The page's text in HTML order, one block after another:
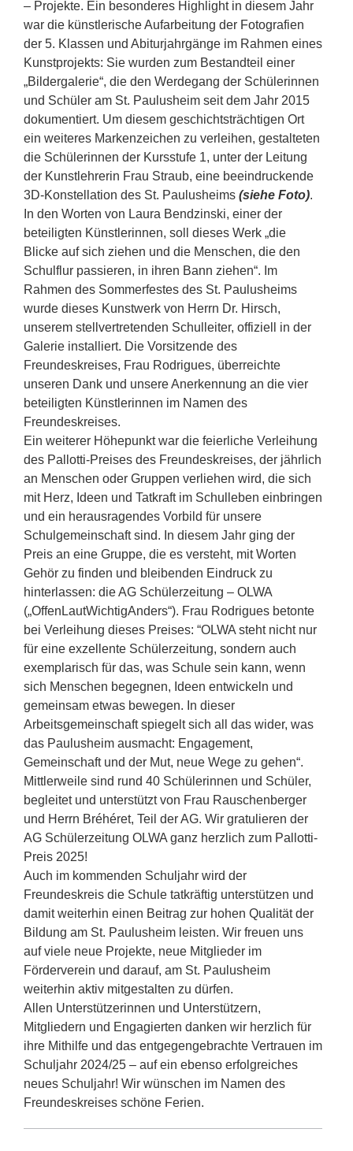
– Projekte. Ein besonderes Highlight in diesem Jahr
war die künstlerische Aufarbeitung der Fotografien
der 5. Klassen und Abiturjahrgänge im Rahmen eines
Kunstprojekts: Sie wurden zum Bestandteil einer
„Bildergalerie“, die den Werdegang der Schülerinnen
und Schüler am St. Paulusheim seit dem Jahr 2015
dokumentiert. Um diesem geschichtsträchtigen Ort
ein weiteres Markenzeichen zu verleihen, gestalteten
die Schülerinnen der Kursstufe 1, unter der Leitung
der Kunstlehrerin Frau Straub, eine beeindruckende
3D-Konstellation des St. Paulusheims (siehe Foto).
In den Worten von Laura Bendzinski, einer der
beteiligten Künstlerinnen, soll dieses Werk „die
Blicke auf sich ziehen und die Menschen, die den
Schulflur passieren, in ihren Bann ziehen“. Im
Rahmen des Sommerfestes des St. Paulusheims
wurde dieses Kunstwerk von Herrn Dr. Hirsch,
unserem stellvertretenden Schulleiter, offiziell in der
Galerie installiert. Die Vorsitzende des
Freundeskreises, Frau Rodrigues, überreichte
unseren Dank und unsere Anerkennung an die vier
beteiligten Künstlerinnen im Namen des
Freundeskreises.
Ein weiterer Höhepunkt war die feierliche Verleihung
des Pallotti-Preises des Freundeskreises, der jährlich
an Menschen oder Gruppen verliehen wird, die sich
mit Herz, Ideen und Tatkraft im Schulleben einbringen
und ein herausragendes Vorbild für unsere
Schulgemeinschaft sind. In diesem Jahr ging der
Preis an eine Gruppe, die es versteht, mit Worten
Gehör zu finden und bleibenden Eindruck zu
hinterlassen: die AG Schülerzeitung – OLWA
(„OffenLautWichtigAnders“). Frau Rodrigues betonte
bei Verleihung dieses Preises: “OLWA steht nicht nur
für eine exzellente Schülerzeitung, sondern auch
exemplarisch für das, was Schule sein kann, wenn
sich Menschen begegnen, Ideen entwickeln und
gemeinsam etwas bewegen. In dieser
Arbeitsgemeinschaft spiegelt sich all das wider, was
das Paulusheim ausmacht: Engagement,
Gemeinschaft und der Mut, neue Wege zu gehen“.
Mittlerweile sind rund 40 Schülerinnen und Schüler,
begleitet und unterstützt von Frau Rauschenberger
und Herrn Bréhéret, Teil der AG. Wir gratulieren der
AG Schülerzeitung OLWA ganz herzlich zum Pallotti-
Preis 2025!
Auch im kommenden Schuljahr wird der
Freundeskreis die Schule tatkräftig unterstützen und
damit weiterhin einen Beitrag zur hohen Qualität der
Bildung am St. Paulusheim leisten. Wir freuen uns
auf viele neue Projekte, neue Mitglieder im
Förderverein und darauf, am St. Paulusheim
weiterhin aktiv mitgestalten zu dürfen.
Allen Unterstützerinnen und Unterstützern,
Mitgliedern und Engagierten danken wir herzlich für
ihre Mithilfe und das entgegengebrachte Vertrauen im
Schuljahr 2024/25 – auf ein ebenso erfolgreiches
neues Schuljahr! Wir wünschen im Namen des
Freundeskreises schöne Ferien.